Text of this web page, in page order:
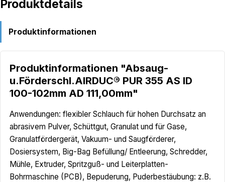
Produktdetails
Produktinformationen
Produktinformationen "Absaug-
u.Förderschl.AIRDUC® PUR 355 AS ID
100-102mm AD 111,00mm"
Anwendungen: flexibler Schlauch für hohen Durchsatz an
abrasivem Pulver, Schüttgut, Granulat und für Gase,
Granulatfördergerät, Vakuum- und Saugförderer,
Dosiersystem, Big-Bag Befüllung/ Entleerung, Schredder,
Mühle, Extruder, Spritzguß- und Leiterplatten-
Bohrmaschine (PCB), Bepuderung, Puderbestäubung: z.B.